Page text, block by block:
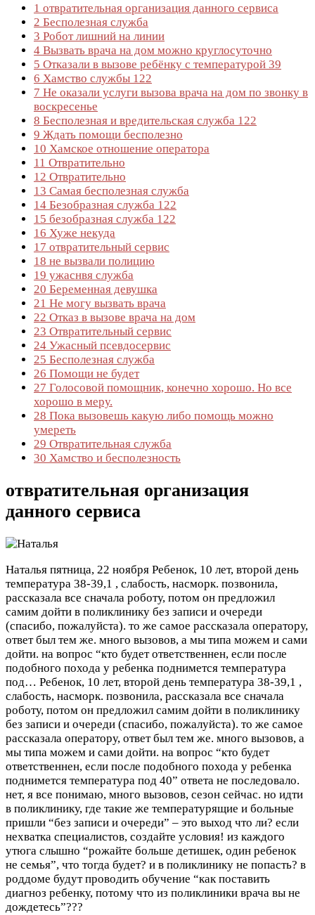
1 отвратительная организация данного сервиса
2 Бесполезная служба
3 Робот лишний на линии
4 Вызвать врача на дом можно круглосуточно
5 Отказали в вызове ребёнку с температурой 39
6 Хамство службы 122
7 Не оказали услуги вызова врача на дом по звонку в
воскресенье
8 Бесполезная и вредительская служба 122
9 Ждать помощи бесполезно
10 Хамское отношение оператора
11 Отвратительно
12 Отвратительно
13 Самая бесполезная служба
14 Безобразная служба 122
15 безобразная служба 122
16 Хуже некуда
17 отвратительный сервис
18 не вызвали полицию
19 ужаснвя служба
20 Беременная девушка
21 Не могу вызвать врача
22 Отказ в вызове врача на дом
23 Отвратительный сервис
24 Ужасный псевдосервис
25 Бесполезная служба
26 Помощи не будет
27 Голосовой помощник, конечно хорошо. Но все
хорошо в меру.
28 Пока вызовешь какую либо помощь можно
умереть
29 Отвратительная служба
30 Хамство и бесполезность
отвратительная организация
данного сервиса
Наталья пятница, 22 ноября Ребенок, 10 лет, второй день
температура 38-39,1 , слабость, насморк. позвонила,
рассказала все сначала роботу, потом он предложил
самим дойти в поликлинику без записи и очереди
(спасибо, пожалуйста). то же самое рассказала оператору,
ответ был тем же. много вызовов, а мы типа можем и сами
дойти. на вопрос “кто будет ответственнен, если после
подобного похода у ребенка поднимется температура
под… Ребенок, 10 лет, второй день температура 38-39,1 ,
слабость, насморк. позвонила, рассказала все сначала
роботу, потом он предложил самим дойти в поликлинику
без записи и очереди (спасибо, пожалуйста). то же самое
рассказала оператору, ответ был тем же. много вызовов, а
мы типа можем и сами дойти. на вопрос “кто будет
ответственнен, если после подобного похода у ребенка
поднимется температура под 40” ответа не последовало.
нет, я все понимаю, много вызовов, сезон сейчас. но идти
в поликлинику, где такие же температурящие и больные
пришли “без записи и очереди” – это выход что ли? если
нехватка специалистов, создайте условия! из каждого
утюга слышно “рожайте больше детишек, один ребенок
не семья”, что тогда будет? и в поликлинику не попасть? в
роддоме будут проводить обучение “как поставить
диагноз ребенку, потому что из поликлиники врача вы не
дождетесь”???